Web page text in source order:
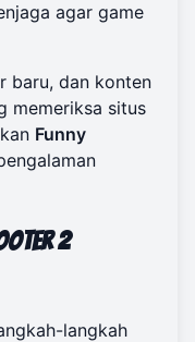
agar game
baru, dan konten
memeriksa situs
Funny
2
langkah